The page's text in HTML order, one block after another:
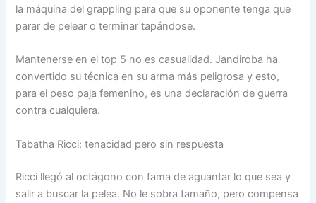
la máquina del grappling para que su oponente tenga que
parar de pelear o terminar tapándose.
Mantenerse en el top 5 no es casualidad. Jandiroba ha
convertido su técnica en su arma más peligrosa y esto,
para el peso paja femenino, es una declaración de guerra
contra cualquiera.
Tabatha Ricci: tenacidad pero sin respuesta
Ricci llegó al octágono con fama de aguantar lo que sea y
salir a buscar la pelea. No le sobra tamaño, pero compensa